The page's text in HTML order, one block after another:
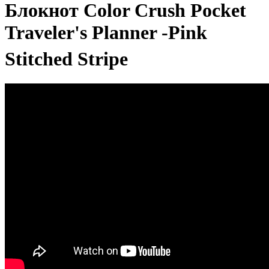
Блокнот Color Crush Pocket
Traveler's Planner -Pink
Stitched Stripe